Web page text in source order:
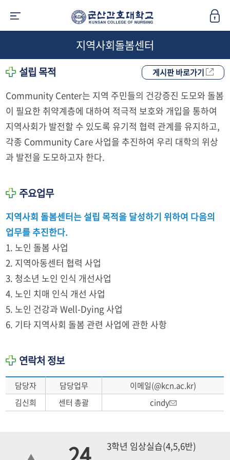
지역사회돌봄센터
설립 목적 게시판 바로가기
Community Center는 지역 주민들의 건강증진 도모와 돌봄
이 필요한 취약계층에 대하여 적극적 보호와 개입을 통하여
지역사회가 발전할 수 있도록 유기적 협력 관계를 유지하고,
각종 Community Care 사업을 추진하여 우리 대학의 위상
과 발전을 도모하고자 한다.
주요업무
지역사회 돌봄센터는 설립 목적을 달성하기 위하여 다음의
업무를 추진한다.
1. 노인 돌봄 사업
2. 지역아동센터 협력 사업
3. 청소년 노인 인식 개선사업
4. 노인 치매 인식 개선 사업
5. 노인 건강과 Well-Dying 사업
6. 기타 지역사회 돌봄 관련 사업에 관한 사항
연락처 정보
담당자 담당업무
이메일(@kcn.ac.kr)
김신희
센터 총괄 cindy
3학년 임상실습(4,5,6반)